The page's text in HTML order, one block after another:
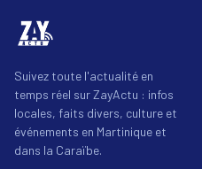
Suivez toute l'actualité en
temps réel sur ZayActu : infos
locales, faits divers, culture et
événements en Martinique et
dans la Caraïbe.